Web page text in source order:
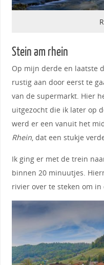
Stein am rhein
Op mijn derde en laatste
rustig aan door eerst te
van de supermarkt. Hier
uitgezocht die ik later op
werd er een vanuit het
Rhein, dat een stukje
Ik ging er met de trein
binnen 20 minuutjes.
rivier over te steken om in